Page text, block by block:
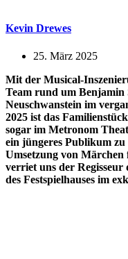
Kevin Drewes
25. März 2025
Mit der Musical-
Team rund um Benjamin
Neuschwanstein im
2025 ist das
sogar im Metronom
ein jüngeres Publikum
Umsetzung von
verriet uns der Regisseur
des Festspielhauses im